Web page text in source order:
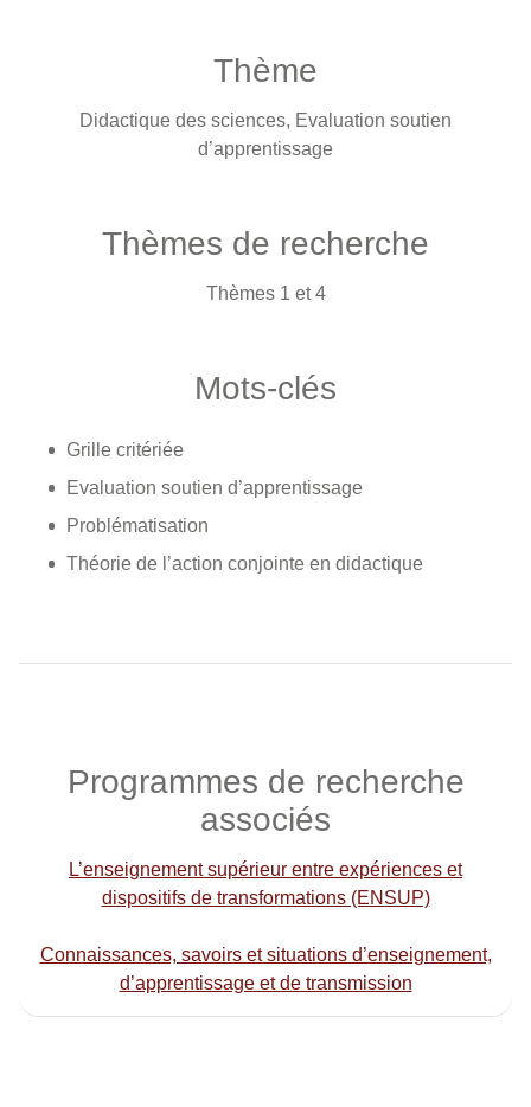
Thème
Didactique des sciences, Evaluation soutien
d’apprentissage
Thèmes de recherche
Thèmes 1 et 4
Mots-clés
Grille critériée
Evaluation soutien d’apprentissage
Problématisation
Théorie de l’action conjointe en didactique
Programmes de recherche
associés
L’enseignement supérieur entre expériences et
dispositifs de transformations (ENSUP)
Connaissances, savoirs et situations d’enseignement,
d’apprentissage et de transmission